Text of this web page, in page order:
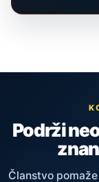
Podrži
Članstvo